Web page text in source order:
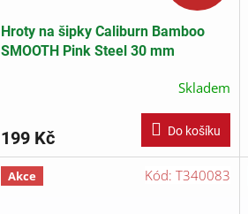
Hroty na šipky Caliburn Bamboo
SMOOTH Pink Steel 30 mm
Skladem
199 Kč Do košíku
Akce Kód: T340083